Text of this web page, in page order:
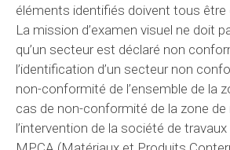
éléments identifiés doivent tous être
La mission d’examen visuel ne doit
qu’un secteur est déclaré non
l’identification d’un secteur non
non-conformité de l’ensemble de la
cas de non-conformité de la zone de
l’intervention de la société de